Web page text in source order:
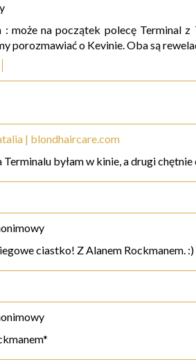
może na początek polecę Terminal z
porozmawiać o Kevinie. Oba są
| blondhaircare.com
Terminalu byłam w kinie, a drugi
ciastko! Z Alanem Rockmanem. :)